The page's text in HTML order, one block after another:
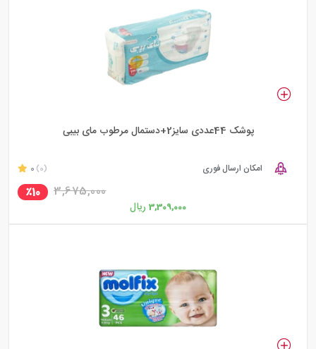
پوشک 44عددی سایز2+دستمال مرطوب مای بیبی
امکان ارسال فوری 0 (0)
3,675,000 ٪10
3,309,000 ریال